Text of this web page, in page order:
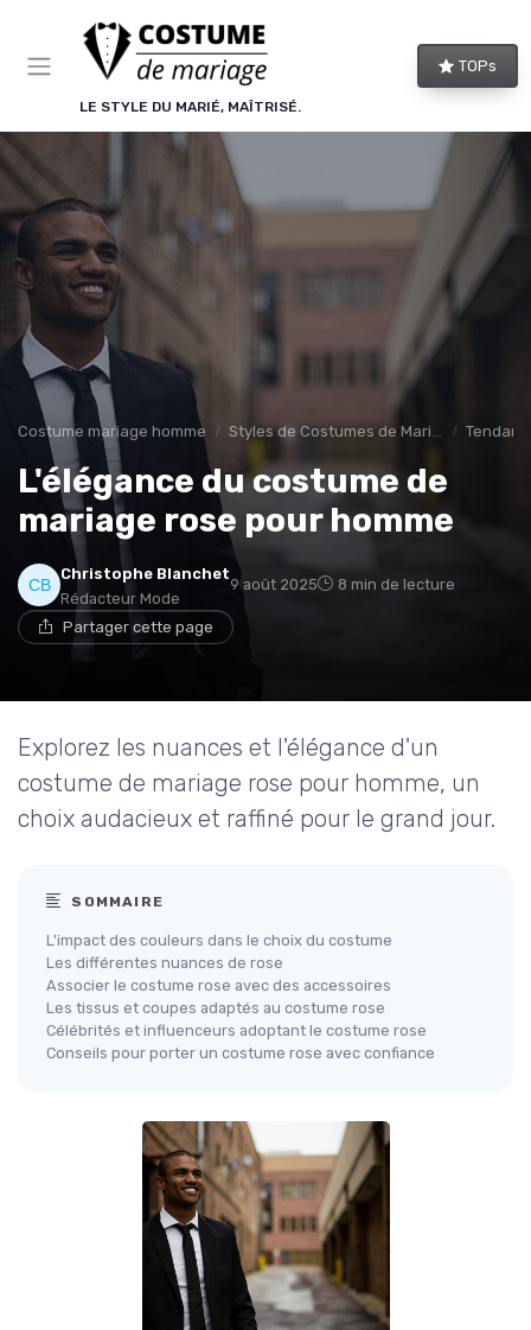
LE STYLE DU MARIÉ, MAÎTRISÉ.
TOPs
Costume mariage homme Styles de Costumes de Mariage
L'élégance du costume de
mariage rose pour homme
Christophe Blanchet
Rédacteur Mode
9 août 2025 8 min de lecture
Partager cette page
Explorez les nuances et l'élégance d'un
costume de mariage rose pour homme, un
choix audacieux et raffiné pour le grand jour.
SOMMAIRE
L'impact des couleurs dans le choix du costume
Les différentes nuances de rose
Associer le costume rose avec des accessoires
Les tissus et coupes adaptés au costume rose
Célébrités et influenceurs adoptant le costume rose
Conseils pour porter un costume rose avec confiance